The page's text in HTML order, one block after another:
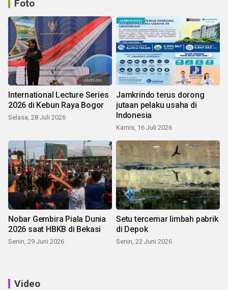
Foto
International Lecture Series
2026 di Kebun Raya Bogor
Selasa, 28 Juli 2026
Jamkrindo terus dorong
jutaan pelaku usaha di
Indonesia
Kamis, 16 Juli 2026
Nobar Gembira Piala Dunia
2026 saat HBKB di Bekasi
Senin, 29 Juni 2026
Setu tercemar limbah pabrik
di Depok
Senin, 22 Juni 2026
Video